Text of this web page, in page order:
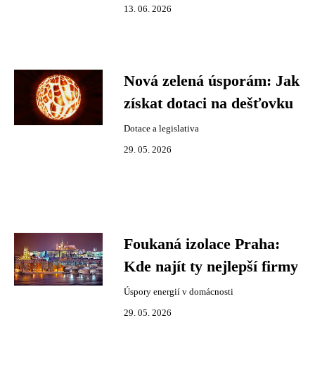
13. 06. 2026
Nová zelená úsporám: Jak
získat dotaci na dešťovku
Dotace a legislativa
29. 05. 2026
Foukaná izolace Praha:
Kde najít ty nejlepší firmy
Úspory energií v domácnosti
29. 05. 2026